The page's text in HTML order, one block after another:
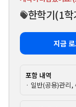
한학기(1학
지금
포함 내역
· 일반(공용)관리